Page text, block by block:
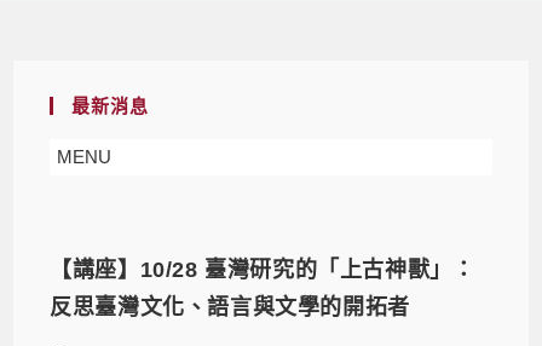
最新消息
MENU
【講座】10/28 臺灣研究的「上古神獸」：
反思臺灣文化、語言與文學的開拓者